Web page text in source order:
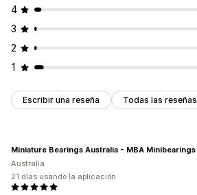
4
3
2
1
Escribir una reseña Todas las reseñas
Miniature Bearings Australia - MBA Minibearings
Australia
21 días usando la aplicación